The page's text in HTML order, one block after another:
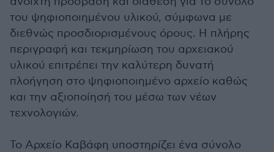
του ψηφιοποιημένου υλικού, σύμφωνα με
διεθνώς προσδιορισμένους όρους. Η πλήρης
περιγραφή και τεκμηρίωση του αρχειακού
υλικού επιτρέπει την καλύτερη δυνατή
πλοήγηση στο ψηφιοποιημένο αρχείο καθώς
και την αξιοποίησή του μέσω των νέων
τεχνολογιών.
Το Αρχείο Καβάφη υποστηρίζει ένα σύνολο